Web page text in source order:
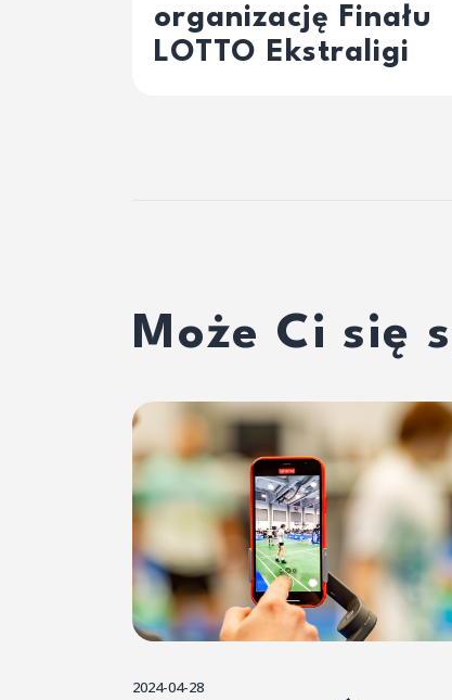
organizację Finału
LOTTO Ekstraligi
Może Ci się
2024-04-28